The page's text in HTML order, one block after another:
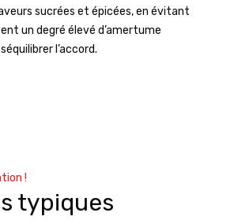
sucrées et épicées, en évitant
un degré élevé d’amertume
l’accord.
!
typiques